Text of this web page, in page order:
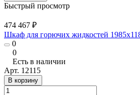
Быстрый просмотр
474 467 ₽
Шкаф для горючих жидкостей
0
0
Есть в наличии
Арт. 12115
В корзину